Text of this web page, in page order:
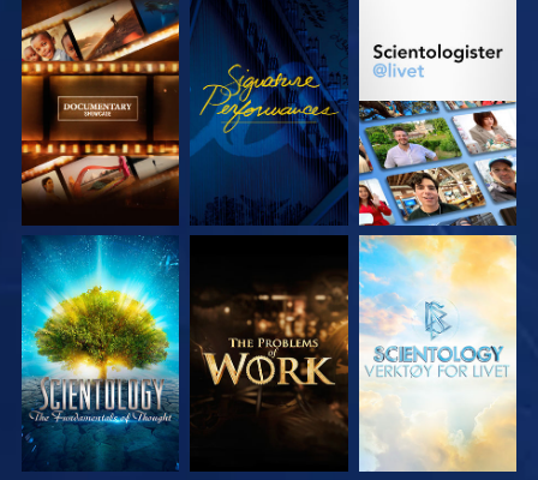
UTFORSK SERIEN SE UTFORSK SERIEN
UTFORSK SERIEN UTFORSK SERIEN UTFORSK SERIEN